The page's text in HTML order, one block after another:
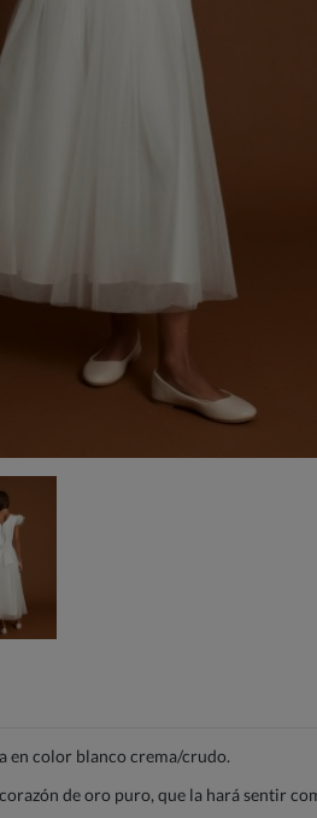
en color blanco crema/crudo.
de oro puro, que la hará sentir